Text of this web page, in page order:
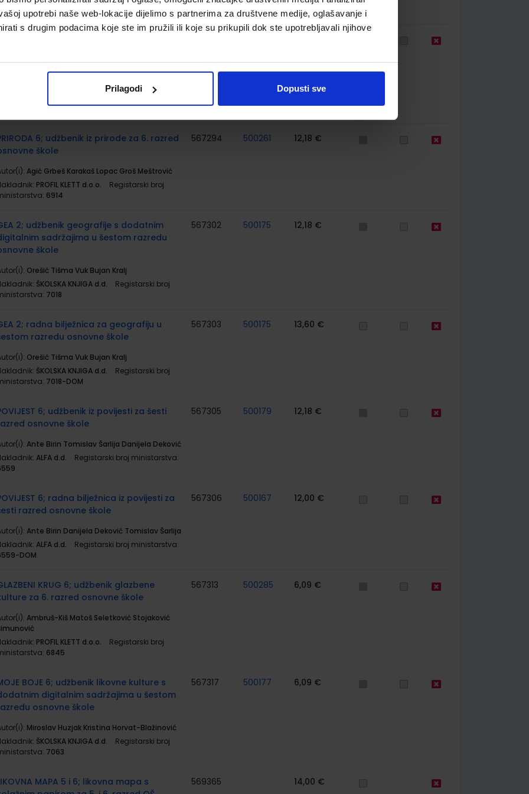
upotrebi naše web-lokacije dijelimo s partnerima za društvene medije, oglašavanje i
s drugim podacima koje ste im pružili ili koje su prikupili dok ste upotrebljavali njihove
Prilagodi Dopusti sve
ministarstva:
6978
Babić Bubica Leko Dimovski grupa autora
6978-DOM
6; udžbenik iz prirode za 6. razred
škole
Agić Grbeš Karakaš Lopac Groš Meštrović
PROFIL KLETT d.o.o.
Registarski broj
6914
567294 500261 12,18 €
2; udžbenik geografije s dodatnim
sadržajima u šestom razredu
škole
Orešić Tišma Vuk Bujan Kralj
ŠKOLSKA KNJIGA d.d.
Registarski broj
7018
567302 500175 12,18 €
2; radna bilježnica za geografiju u
razredu osnovne škole
Orešić Tišma Vuk Bujan Kralj
ŠKOLSKA KNJIGA d.d.
Registarski broj
7018-DOM
567303 500175 13,60 €
6; udžbenik iz povijesti za šesti
osnovne škole
Ante Birin Tomislav Šarlija Danijela Deković
ALFA d.d.
Registarski broj ministarstva:
567305 500179 12,18 €
6; radna bilježnica iz povijesti za
razred osnovne škole
Ante Birin Danijela Deković Tomislav Šarlija
ALFA d.d.
Registarski broj ministarstva:
DOM
567306 500167 12,00 €
KRUG 6; udžbenik glazbene
za 6. razred osnovne škole
Ambruš-Kiš Matoš Seletković Stojaković
PROFIL KLETT d.o.o.
Registarski broj
6845
567313 500285 6,09 €
BOJE 6; udžbenik likovne kulture s
digitalnim sadržajima u šestom
osnovne škole
Miroslav Huzjak Kristina Horvat-Blažinović
ŠKOLSKA KNJIGA d.d.
Registarski broj
7063
567317 500177 6,09 €
MAPA 5 i 6; likovna mapa s
569365 14,00 €